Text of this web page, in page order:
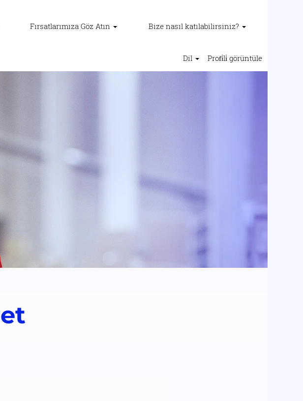
Fırsatlarımıza Göz Atın Bize nasıl katılabilirsiniz?
Dil Profi̇li̇ görüntüle